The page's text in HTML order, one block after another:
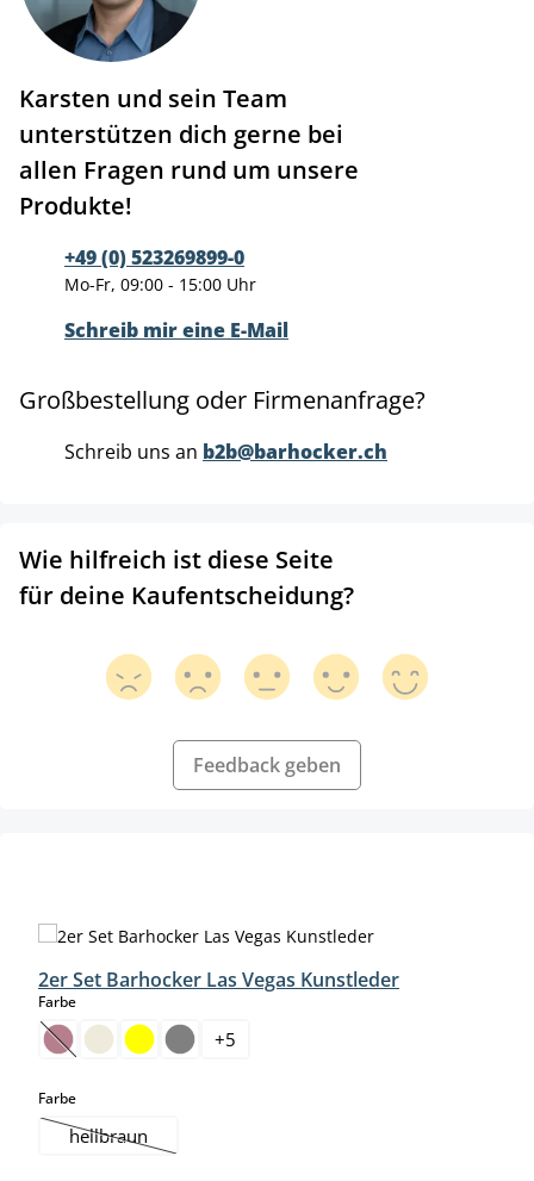
Karsten und sein Team
unterstützen dich gerne bei
allen Fragen rund um unsere
Produkte!
+49 (0) 523269899-0
Mo-Fr, 09:00 - 15:00 Uhr
Schreib mir eine E-Mail
Großbestellung oder Firmenanfrage?
Schreib uns an b2b@barhocker.ch
Wie hilfreich ist diese Seite
für deine Kaufentscheidung?
Feedback geben
2er Set Barhocker Las Vegas Kunstleder
Farbeauswählen
(Diese Option ist zurzeit nicht verfügbar.)
+5
Farbeauswählen
hellbraun
(Diese Option ist zurzeit nicht verfügbar.)